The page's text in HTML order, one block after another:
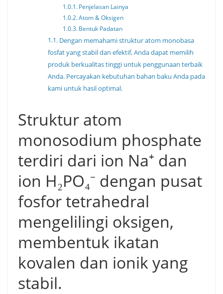
Penjelasan Lainya
Atom & Oksigen
Bentuk Padatan
Dengan memahami struktur atom monobasa
fosfat yang stabil dan efektif, Anda dapat memilih
produk berkualitas tinggi untuk penggunaan terbaik
Anda. Percayakan kebutuhan bahan baku Anda pada
kami untuk hasil optimal.
Struktur atom
monosodium phosphate
terdiri dari ion Na⁺ dan
ion H₂PO₄⁻ dengan pusat
fosfor tetrahedral
mengelilingi oksigen,
membentuk ikatan
kovalen dan ionik yang
stabil.